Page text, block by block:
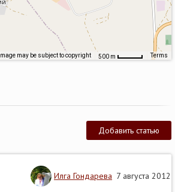
Image may be subject to copyright 500 m Terms
Добавить статью
Илга Гондарева 7 августа 2012